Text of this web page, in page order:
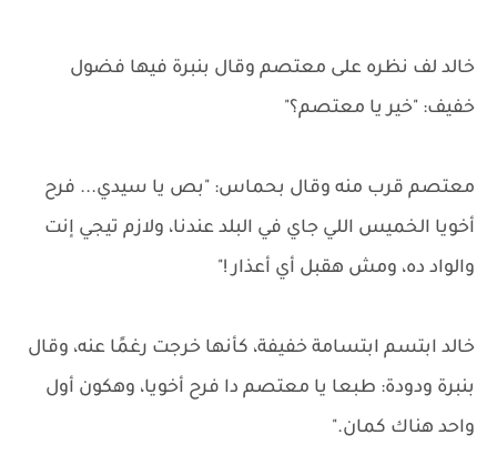
خالد لف نظره على معتصم وقال بنبرة فيها فضول
خفيف: "خير يا معتصم؟"
معتصم قرب منه وقال بحماس: "بص يا سيدي... فرح
أخويا الخميس اللي جاي في البلد عندنا، ولازم تيجي إنت
والواد ده، ومش هقبل أي أعذار !"
خالد ابتسم ابتسامة خفيفة، كأنها خرجت رغمًا عنه، وقال
بنبرة ودودة: طبعا يا معتصم دا فرح أخويا، وهكون أول
واحد هناك كمان."